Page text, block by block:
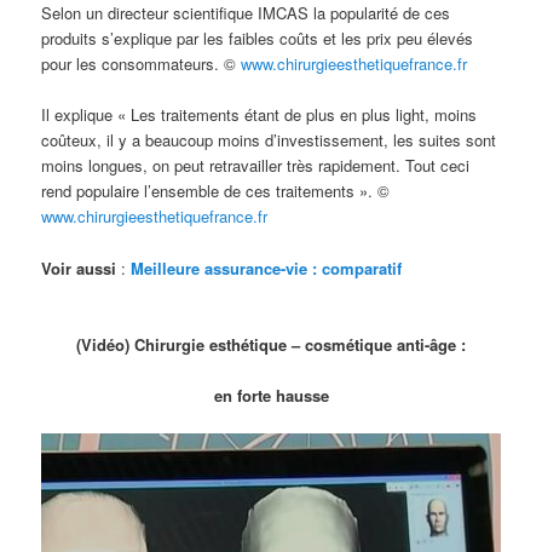
Selon un directeur scientifique IMCAS la popularité de ces
produits s’explique par les faibles coûts et les prix peu élevés
pour les consommateurs. ©www.chirurgieesthetiquefrance.fr
Il explique « Les traitements étant de plus en plus light, moins
coûteux, il y a beaucoup moins d’investissement, les suites sont
moins longues, on peut retravailler très rapidement. Tout ceci
rend populaire l’ensemble de ces traitements ». ©
www.chirurgieesthetiquefrance.fr
Voir aussi :Meilleure assurance-vie : comparatif
(Vidéo) Chirurgie esthétique – cosmétique anti-âge :
en forte hausse